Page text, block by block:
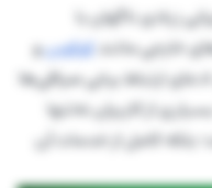
کاربران ایرانی زیادی ناگهان با
خارجی مانندکوکوینو
ارتباط برخی صرافی‌ها
از کاربران نه‌تنها
بلکه کامل از خدمات آن